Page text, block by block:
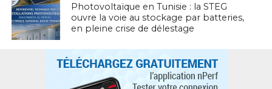
Photovoltaïque en Tunisie : la STEG
ouvre la voie au stockage par batteries,
en pleine crise de délestage